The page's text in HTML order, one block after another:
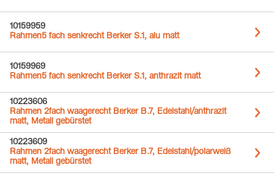
10159959
Rahmen5 fach senkrecht Berker S.1, alu matt
10159969
Rahmen5 fach senkrecht Berker S.1, anthrazit matt
10223606
Rahmen 2fach waagerecht Berker B.7, Edelstahl/anthrazit
matt, Metall gebürstet
10223609
Rahmen 2fach waagerecht Berker B.7, Edelstahl/polarweiß
matt, Metall gebürstet